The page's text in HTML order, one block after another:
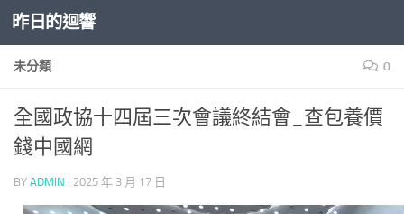
Skip to content
昨日的迴響
未分類 0
全國政協十四屆三次會議終結會_查包養價
錢中國網
BY ADMIN · 2025 年 3 月 17 日